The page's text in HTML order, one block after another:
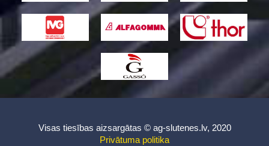
Visas tiesības aizsargātas © ag-slutenes.lv, 2020
Privātuma politika